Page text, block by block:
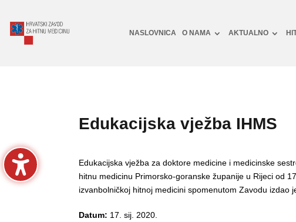
NASLOVNICA O NAMA AKTUALNO
Edukacijska vježba IHMS
Edukacijska vježba za doktore medicine i medicinske
hitnu medicinu Primorsko-goranske županije u Rijeci od
izvanbolničkoj hitnoj medicini spomenutom Zavodu izdao
Datum: 17. sij. 2020.